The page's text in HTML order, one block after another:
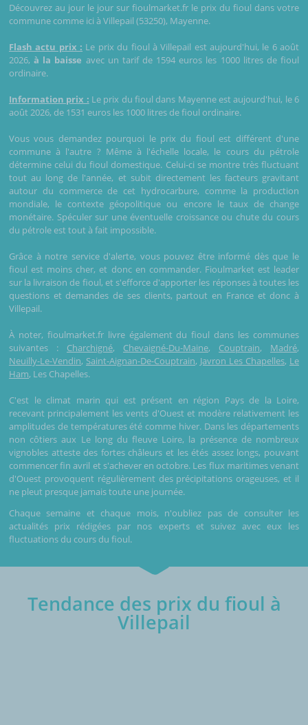
Découvrez au jour le jour sur fioulmarket.fr le prix du fioul dans votre
commune comme ici à Villepail (53250), Mayenne.
Flash actu prix : Le prix du fioul à Villepail est aujourd'hui, le 6 août
2026,à la baisse avec un tarif de 1594 euros les 1000 litres de fioul
ordinaire.
Information prix : Le prix du fioul dans Mayenne est aujourd'hui, le 6
août 2026, de 1531 euros les 1000 litres de fioul ordinaire.
Vous vous demandez pourquoi le prix du fioul est différent d'une
commune à l'autre ? Même à l'échelle locale, le cours du pétrole
détermine celui du fioul domestique. Celui-ci se montre très fluctuant
tout au long de l'année, et subit directement les facteurs gravitant
autour du commerce de cet hydrocarbure, comme la production
mondiale, le contexte géopolitique ou encore le taux de change
monétaire. Spéculer sur une éventuelle croissance ou chute du cours
du pétrole est tout à fait impossible.
Grâce à notre service d'alerte, vous pouvez être informé dès que le
fioul est moins cher, et donc en commander. Fioulmarket est leader
sur la livraison de fioul, et s'efforce d'apporter les réponses à toutes les
questions et demandes de ses clients, partout en France et donc à
Villepail.
À noter, fioulmarket.fr livre également du fioul dans les communes
suivantes : Charchigné, Chevaigné-Du-Maine, Couptrain, Madré,
Neuilly-Le-Vendin, Saint-Aignan-De-Couptrain, Javron Les Chapelles, Le
Ham, Les Chapelles.
C'est le climat marin qui est présent en région Pays de la Loire,
recevant principalement les vents d'Ouest et modère relativement les
amplitudes de températures été comme hiver. Dans les départements
non côtiers aux Le long du fleuve Loire, la présence de nombreux
vignobles atteste des fortes châleurs et les étés assez longs, pouvant
commencer fin avril et s'achever en octobre. Les flux maritimes venant
d'Ouest provoquent régulièrement des précipitations orageuses, et il
ne pleut presque jamais toute une journée.
Chaque semaine et chaque mois, n'oubliez pas de consulter les
actualités prix rédigées par nos experts et suivez avec eux les
fluctuations du cours du fioul.
Tendance des prix du fioul à
Villepail